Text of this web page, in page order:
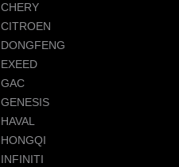
CHERY
CITROEN
DONGFENG
EXEED
GAC
GENESIS
HAVAL
HONGQI
INFINITI